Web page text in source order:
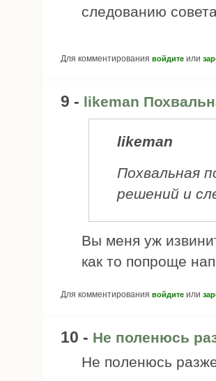
следованию
Для комментирования войдите или
9 - likeman
likeman
Похвальная
решений и
Вы меня уж
как то попроще
Для комментирования войдите или
10 - Не поленюсь
Не поленюсь